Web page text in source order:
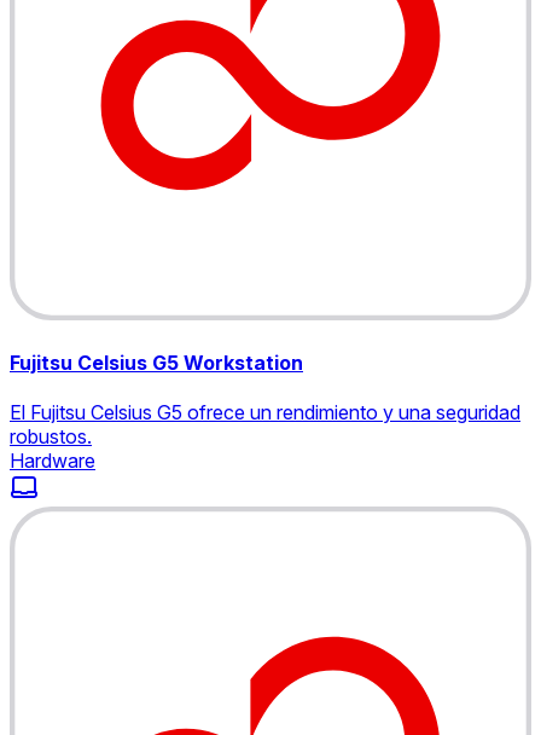
Fujitsu Celsius G5 Workstation
El Fujitsu Celsius G5 ofrece un rendimiento y una seguridad
robustos.
Hardware